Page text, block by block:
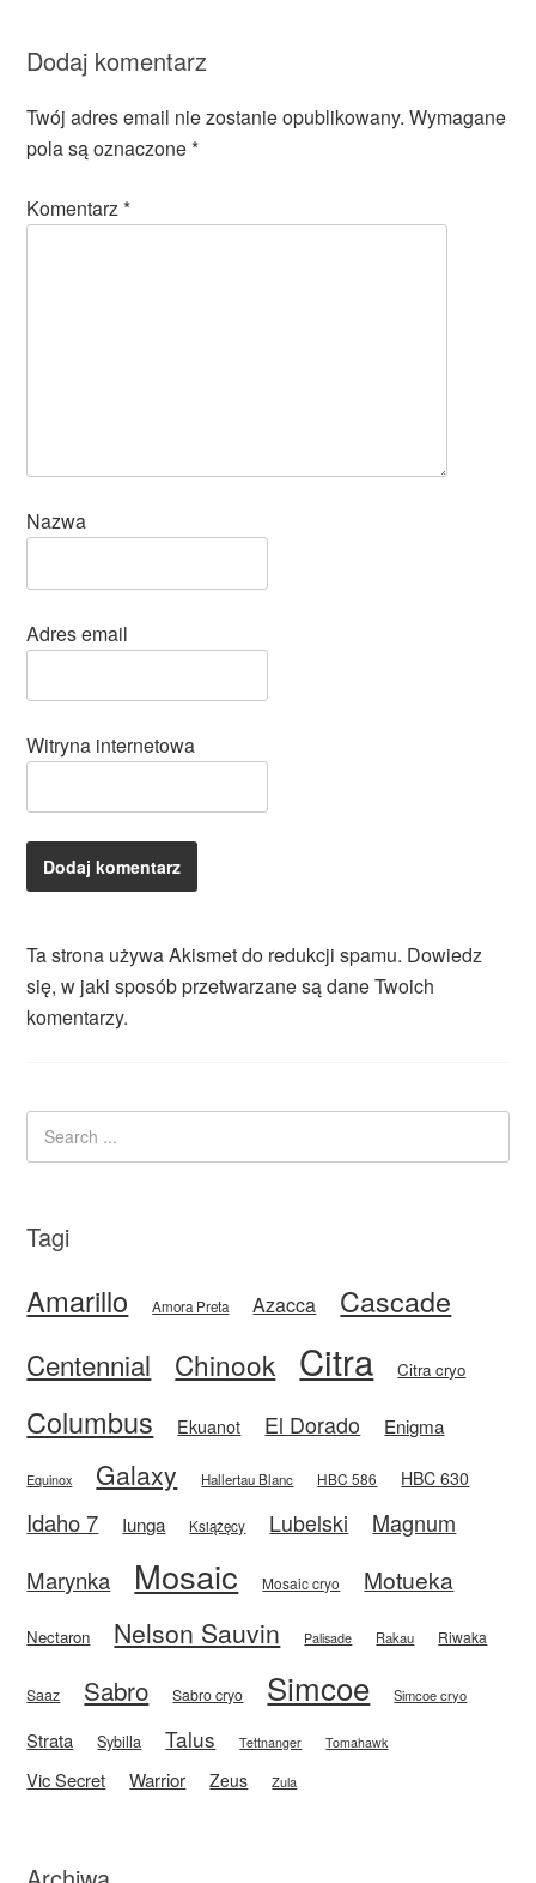
Dodaj komentarz
Twój adres email nie zostanie opublikowany. Wymagane
pola są oznaczone*
Komentarz*
Nazwa
Adres email
Witryna internetowa
Ta strona używa Akismet do redukcji spamu. Dowiedz
się, w jaki sposób przetwarzane są dane Twoich
komentarzy.
Tagi
Amarillo Amora Preta Azacca Cascade
Centennial Chinook Citra Citra cryo
Columbus Ekuanot El Dorado Enigma
Equinox Galaxy Hallertau Blanc HBC 586 HBC 630
Idaho 7 Iunga Książęcy Lubelski
Magnum
Marynka
Mosaic Mosaic cryo Motueka
Nectaron Nelson Sauvin Palisade Rakau Riwaka
Saaz Sabro Sabro cryo Simcoe Simcoe cryo
Strata Sybilla Talus Tettnanger Tomahawk
Vic Secret Warrior Zeus Zula